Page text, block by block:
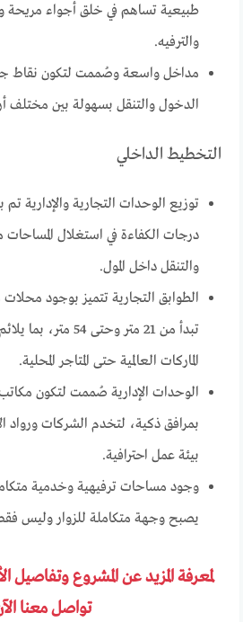
طبيعية تساهم في خلق أجواء مريحة
والترفيه.
مداخل واسعة وصُممت لتكون نقاط
الدخول والتنقل بسهولة بين مختلف
التخطيط الداخلي
توزيع الوحدات التجارية والإدارية
درجات الكفاءة في استغلال
والتنقل داخل المول.
الطوابق التجارية تتميز بوجود
تبدأ من 21 متر وحتى
الماركات العالمية حتى المتاجر المحلية.
الوحدات الإدارية صُممت لتكون
بمرافق ذكية، لتخدم الشركات ورواد
بيئة عمل احترافية.
وجود مساحات ترفيهية وخدمية
يصبح وجهة متكاملة للزوار وليس
لمعرفة المزيد عن المشروع وتفاصيل
تواصل معنا